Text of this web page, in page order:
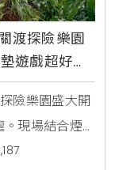
渡探險樂園
遊戲超好
點
險樂園盛大開
現場結合煙
是台北最新的